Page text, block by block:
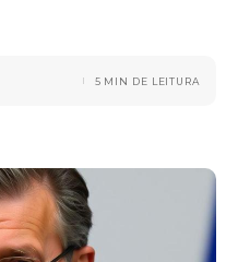
5 MIN DE LEITURA